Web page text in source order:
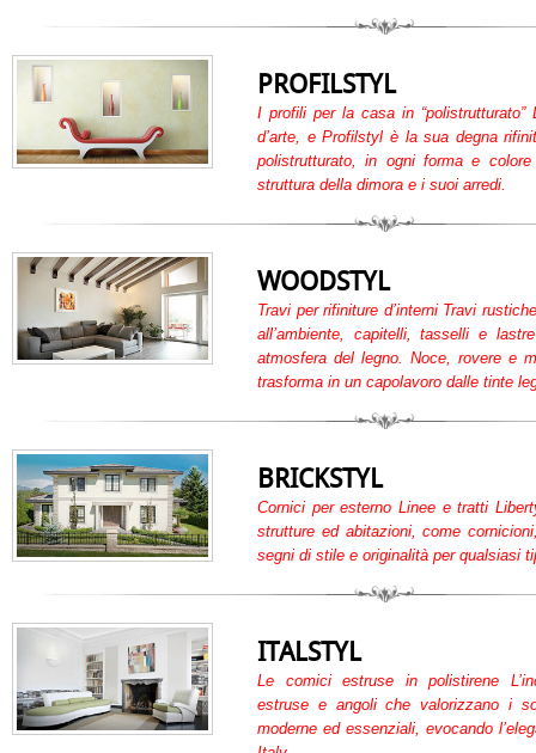
PROFILSTYL
I profili per la casa in “polistrutturato”
d’arte, e Profilstyl è la sua degna
polistrutturato, in ogni forma e
struttura della dimora e i suoi arredi.
WOODSTYL
Travi per rifiniture d’interni Travi
all’ambiente, capitelli, tasselli e
atmosfera del legno. Noce, rovere e
trasforma in un capolavoro dalle tinte
BRICKSTYL
Cornici per esterno Linee e tratti
strutture ed abitazioni, come
segni di stile e originalità per qualsiasi
ITALSTYL
Le comici estruse in polistirene
estruse e angoli che valorizzano i
moderne ed essenziali, evocando